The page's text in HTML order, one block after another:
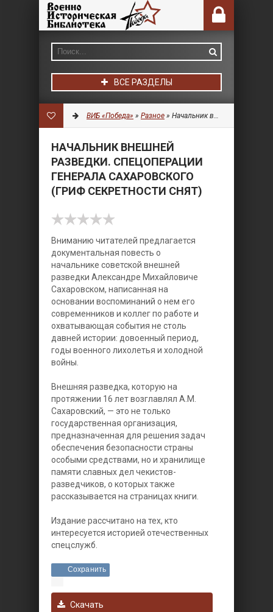
ВСЕ РАЗДЕЛЫ
ВИБ «Победа» » Разное » Начальник внешней разведки. Спецоперации генерала Сахаровского (Гриф секретности снят)
НАЧАЛЬНИК ВНЕШНЕЙ
РАЗВЕДКИ. СПЕЦОПЕРАЦИИ
ГЕНЕРАЛА САХАРОВСКОГО
(ГРИФ СЕКРЕТНОСТИ СНЯТ)
Вниманию читателей предлагается
документальная повесть о
начальнике советской внешней
разведки Александре Михайловиче
Сахаровском, написанная на
основании воспоминаний о нем его
современников и коллег по работе и
охватывающая события не столь
давней истории: довоенный период,
годы военного лихолетья и холодной
войны.
Внешняя разведка, которую на
протяжении 16 лет возглавлял А.М.
Сахаровский, — это не только
государственная организация,
предназначенная для решения задач
обеспечения безопасности страны
особыми средствами, но и хранилище
памяти славных дел чекистов-
разведчиков, о которых также
рассказывается на страницах книги.
Издание рассчитано на тех, кто
интересуется историей отечественных
спецслужб.
Сохранить
Скачать